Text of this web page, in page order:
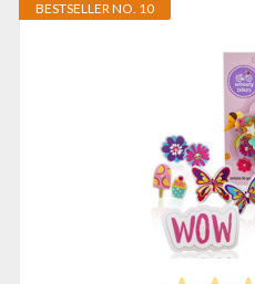
BESTSELLER NO. 10